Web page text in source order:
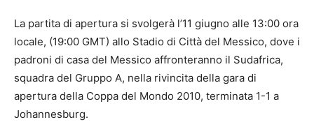
La partita di apertura si svolgerà l’11 giugno alle 13:00 ora
locale, (19:00 GMT) allo Stadio di Città del Messico, dove i
padroni di casa del Messico affronteranno il Sudafrica,
squadra del Gruppo A, nella rivincita della gara di
apertura della Coppa del Mondo 2010, terminata 1-1 a
Johannesburg.